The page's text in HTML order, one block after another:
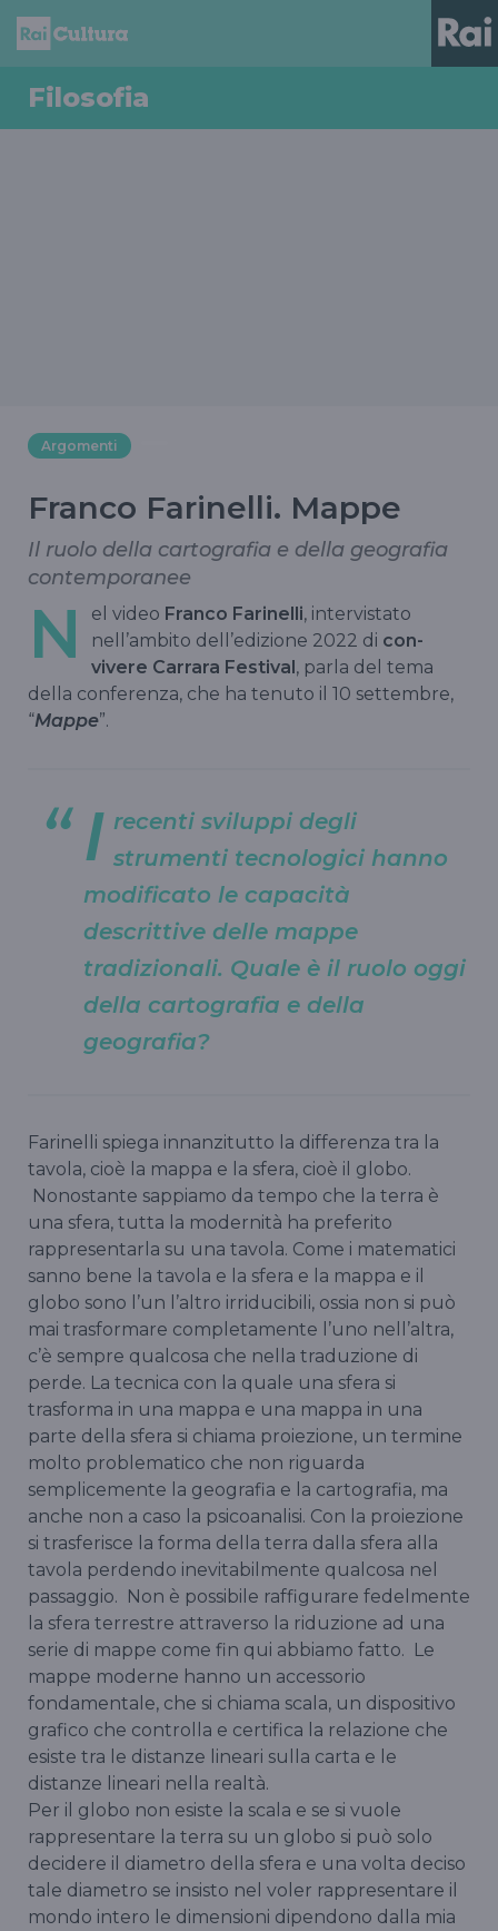
Filosofia
Argomenti
Franco Farinelli. Mappe
Il ruolo della cartografia e della geografia
contemporanee
N el video Franco Farinelli, intervistato
nell’ambito dell’edizione 2022 di con-
vivere Carrara Festival, parla del tema
della conferenza, che ha tenuto il 10 settembre,
“Mappe”.
I recenti sviluppi degli
strumenti tecnologici hanno
modificato le capacità
descrittive delle mappe
tradizionali. Quale è il ruolo oggi
della cartografia e della
geografia?
Farinelli spiega innanzitutto la differenza tra la
tavola, cioè la mappa e la sfera, cioè il globo.
Nonostante sappiamo da tempo che la terra è
una sfera, tutta la modernità ha preferito
rappresentarla su una tavola. Come i matematici
sanno bene la tavola e la sfera e la mappa e il
globo sono l’un l’altro irriducibili, ossia non si può
mai trasformare completamente l’uno nell’altra,
c’è sempre qualcosa che nella traduzione di
perde. La tecnica con la quale una sfera si
trasforma in una mappa e una mappa in una
parte della sfera si chiama proiezione, un termine
molto problematico che non riguarda
semplicemente la geografia e la cartografia, ma
anche non a caso la psicoanalisi. Con la proiezione
si trasferisce la forma della terra dalla sfera alla
tavola perdendo inevitabilmente qualcosa nel
passaggio. Non è possibile raffigurare fedelmente
la sfera terrestre attraverso la riduzione ad una
serie di mappe come fin qui abbiamo fatto. Le
mappe moderne hanno un accessorio
fondamentale, che si chiama scala, un dispositivo
grafico che controlla e certifica la relazione che
esiste tra le distanze lineari sulla carta e le
distanze lineari nella realtà.
Per il globo non esiste la scala e se si vuole
rappresentare la terra su un globo si può solo
decidere il diametro della sfera e una volta deciso
tale diametro se insisto nel voler rappresentare il
mondo intero le dimensioni dipendono dalla mia